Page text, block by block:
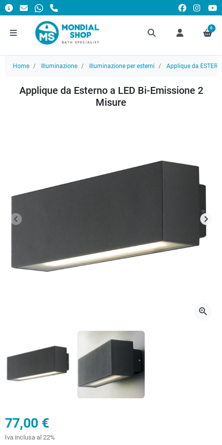
0
Home Illuminazione Illuminazione per esterni Applique da
Applique da Esterno a LED Bi-Emissione 2
Misure
Precedente
keyboard_arrow_left keyboard_arrow_right
zoom_in
77,00 €
Iva inclusa al 22%